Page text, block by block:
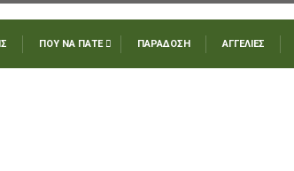
ΠΟΥ ΝΑ ΠΑΤΕ ΠΑΡΑΔΟΣΗ ΑΓΓΕΛΙΕΣ